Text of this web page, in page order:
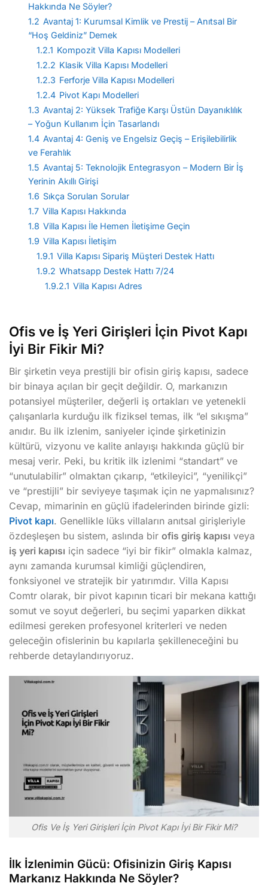
Hakkında Ne Söyler?
1.2 Avantaj 1: Kurumsal Kimlik ve Prestij – Anıtsal Bir
“Hoş Geldiniz” Demek
1.2.1 Kompozit Villa Kapısı Modelleri
1.2.2 Klasik Villa Kapısı Modelleri
1.2.3 Ferforje Villa Kapısı Modelleri
1.2.4 Pivot Kapı Modelleri
1.3 Avantaj 2: Yüksek Trafiğe Karşı Üstün Dayanıklılık
– Yoğun Kullanım İçin Tasarlandı
1.4 Avantaj 4: Geniş ve Engelsiz Geçiş – Erişilebilirlik
ve Ferahlık
1.5 Avantaj 5: Teknolojik Entegrasyon – Modern Bir İş
Yerinin Akıllı Girişi
1.6 Sıkça Sorulan Sorular
1.7 Villa Kapısı Hakkında
1.8 Villa Kapısı İle Hemen İletişime Geçin
1.9 Villa Kapısı İletişim
1.9.1 Villa Kapısı Sipariş Müşteri Destek Hattı
1.9.2 Whatsapp Destek Hattı 7/24
1.9.2.1 Villa Kapısı Adres
Ofis ve İş Yeri Girişleri İçin Pivot Kapı
İyi Bir Fikir Mi?
Bir şirketin veya prestijli bir ofisin giriş kapısı, sadece
bir binaya açılan bir geçit değildir. O, markanızın
potansiyel müşteriler, değerli iş ortakları ve yetenekli
çalışanlarla kurduğu ilk fiziksel temas, ilk “el sıkışma”
anıdır. Bu ilk izlenim, saniyeler içinde şirketinizin
kültürü, vizyonu ve kalite anlayışı hakkında güçlü bir
mesaj verir. Peki, bu kritik ilk izlenimi “standart” ve
“unutulabilir” olmaktan çıkarıp, “etkileyici”, “yenilikçi”
ve “prestijli” bir seviyeye taşımak için ne yapmalısınız?
Cevap, mimarinin en güçlü ifadelerinden birinde gizli:
Pivot kapı. Genellikle lüks villaların anıtsal girişleriyle
özdeşleşen bu sistem, aslında bir ofis giriş kapısı veya
iş yeri kapısı için sadece “iyi bir fikir” olmakla kalmaz,
aynı zamanda kurumsal kimliği güçlendiren,
fonksiyonel ve stratejik bir yatırımdır. Villa Kapısı
Comtr olarak, bir pivot kapının ticari bir mekana kattığı
somut ve soyut değerleri, bu seçimi yaparken dikkat
edilmesi gereken profesyonel kriterleri ve neden
geleceğin ofislerinin bu kapılarla şekilleneceğini bu
rehberde detaylandırıyoruz.
Ofis Ve İş Yeri Girişleri İçin Pivot Kapı İyi Bir Fikir Mi?
İlk İzlenimin Gücü: Ofisinizin Giriş Kapısı
Markanız Hakkında Ne Söyler?